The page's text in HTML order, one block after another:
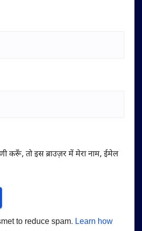
करूँ, तो इस ब्राउज़र में मेरा नाम, ईमेल
to reduce spam. Learn how